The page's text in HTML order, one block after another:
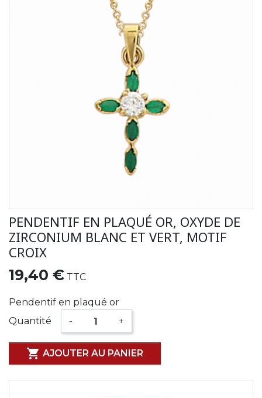
PENDENTIF EN PLAQUÉ OR, OXYDE DE
ZIRCONIUM BLANC ET VERT, MOTIF
CROIX
19,40 € TTC
Pendentif en plaqué or
Quantité
- +
 AJOUTER AU PANIER